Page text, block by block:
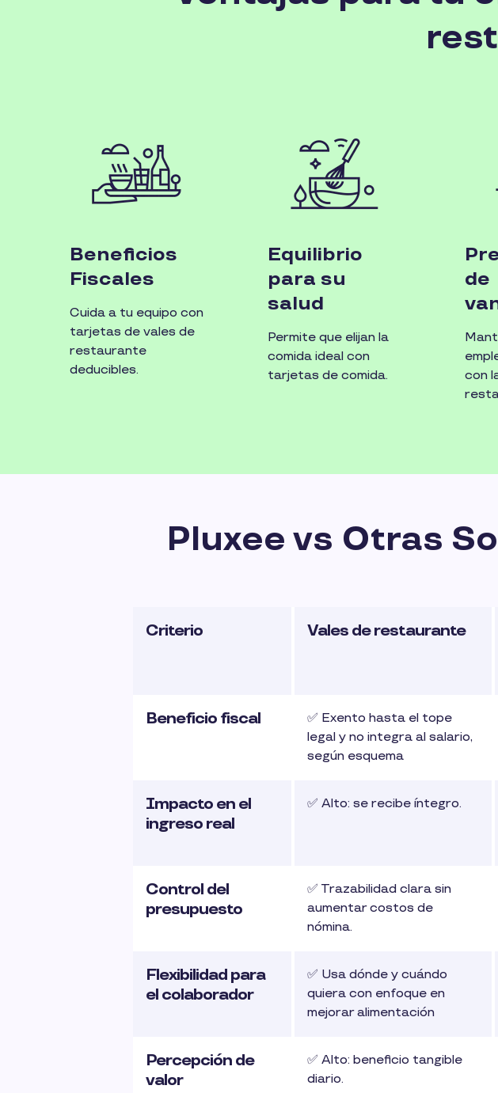
Beneficios
Fiscales
Cuida a tu equipo con
tarjetas de vales de
restaurante
deducibles.
Equilibrio
para su
salud
Permite que elijan la
comida ideal con
tarjetas de comida.
de
con
Pluxee vs Otras
Criterio Vales de restaurante
Beneficio fiscal
✅ Exento hasta el tope
legal y no integra al salario,
según esquema
Impacto en el
ingreso real
✅ Alto: se recibe íntegro.
Control del
presupuesto
✅ Trazabilidad clara sin
aumentar costos de
nómina.
Flexibilidad para
el colaborador
✅ Usa dónde y cuándo
quiera con enfoque en
mejorar alimentación
Percepción de
valor
✅ Alto: beneficio tangible
diario.